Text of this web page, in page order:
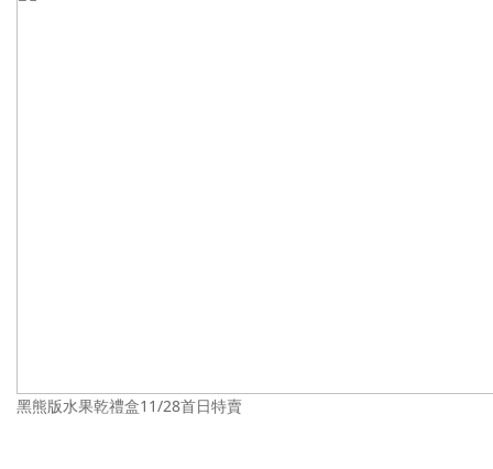
黑熊版水果乾禮盒11/28首日特賣